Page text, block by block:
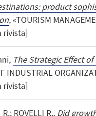
product
, «TOURISM
rivista]
The Strategic Effect
INDUSTRIAL
rivista]
ROVELLI R., Did